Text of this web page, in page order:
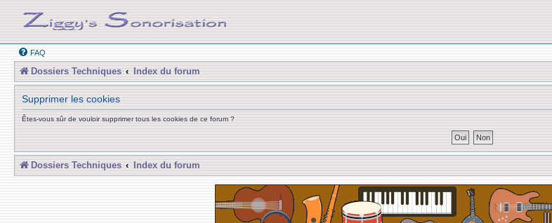
FAQ
Dossiers Techniques Index du forum
Supprimer les cookies
Êtes-vous sûr de vouloir supprimer tous les cookies de ce forum ?
Dossiers Techniques Index du forum